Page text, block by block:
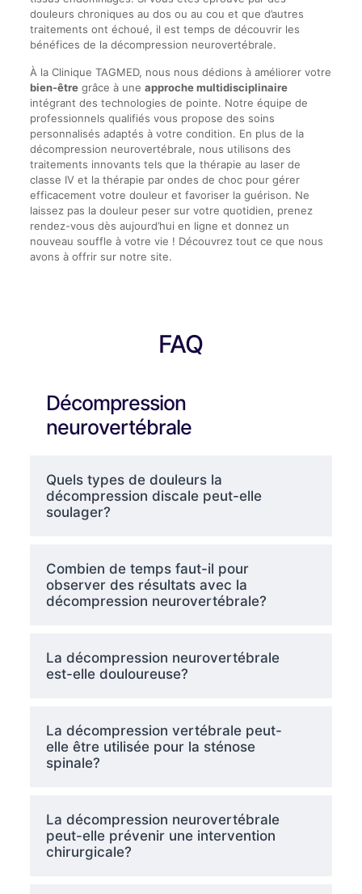
douleurs chroniques au dos ou au cou et que d’autres
traitements ont échoué, il est temps de découvrir les
bénéfices de la décompression neurovertébrale.
À la Clinique TAGMED, nous nous dédions à améliorer votre
bien-êtregrâce à une approche multidisciplinaire
intégrant des technologies de pointe. Notre équipe de
professionnels qualifiés vous propose des soins
personnalisés adaptés à votre condition. En plus de la
décompression neurovertébrale, nous utilisons des
traitements innovants tels que la thérapie au laser de
classe IV et la thérapie par ondes de choc pour gérer
efficacement votre douleur et favoriser la guérison. Ne
laissez pas la douleur peser sur votre quotidien, prenez
rendez-vous dès aujourd’hui en ligne et donnez un
nouveau souffle à votre vie ! Découvrez tout ce que nous
avons à offrir sur notre site.
FAQ
Décompression
neurovertébrale
Quels types de douleurs la
décompression discale peut-elle
soulager?
Combien de temps faut-il pour
observer des résultats avec la
décompression neurovertébrale?
La décompression neurovertébrale
est-elle douloureuse?
La décompression vertébrale peut-
elle être utilisée pour la sténose
spinale?
La décompression neurovertébrale
peut-elle prévenir une intervention
chirurgicale?